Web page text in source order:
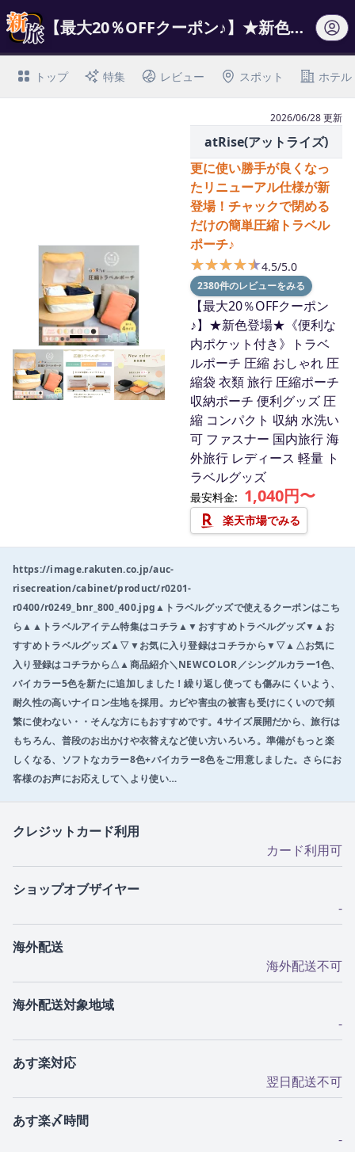
【最大20％OFFクーポン♪】★新色登場★《便利な内ポケット付き》トラベルポーチ…
トップ 特集 レビュー スポット ホテル
I
t
e
2026/06/28 更新
atRise(アットライズ)
更に使い勝手が良くなっ
たリニューアル仕様が新
登場！チャックで閉める
だけの簡単圧縮トラベル
ポーチ♪
★★★★★
★★★★★4.5/5.0
2380件のレビューをみる
【最大20％OFFクーポン
♪】★新色登場★《便利な
内ポケット付き》トラベ
ルポーチ 圧縮 おしゃれ 圧
縮袋 衣類 旅行 圧縮ポーチ
収納ポーチ 便利グッズ 圧
縮 コンパクト 収納 水洗い
可 ファスナー 国内旅行 海
外旅行 レディース 軽量 ト
ラベルグッズ
最安料金: 1,040円〜
楽天市場でみる
https://image.rakuten.co.jp/auc-
risecreation/cabinet/product/r0201-
r0400/r0249_bnr_800_400.jpg▲トラベルグッズで使えるクーポンはこち
ら▲▲トラベルアイテム特集はコチラ▲▼おすすめトラベルグッズ▼▲お
すすめトラベルグッズ▲▽▼お気に入り登録はコチラから▼▽▲△お気に
入り登録はコチラから△▲商品紹介＼NEWCOLOR／シングルカラー1色、
バイカラー5色を新たに追加しました！繰り返し使っても傷みにくいよう、
耐久性の高いナイロン生地を採用。カビや害虫の被害も受けにくいので頻
繁に使わない・・そんな方にもおすすめです。4サイズ展開だから、旅行は
もちろん、普段のお出かけや衣替えなど使い方いろいろ。準備がもっと楽
しくなる、ソフトなカラー8色+バイカラー8色をご用意しました。さらにお
客様のお声にお応えして＼より使い…
クレジットカード利用
カード利用可
ショップオブザイヤー
-
海外配送
海外配送不可
海外配送対象地域
-
あす楽対応
翌日配送不可
あす楽〆時間
-